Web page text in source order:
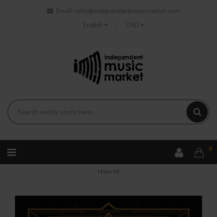
Email:
sales@independentmusicmarket.com
English
USD
0
Antimatter - Parallel Matter (LP Transparent
Naturel)